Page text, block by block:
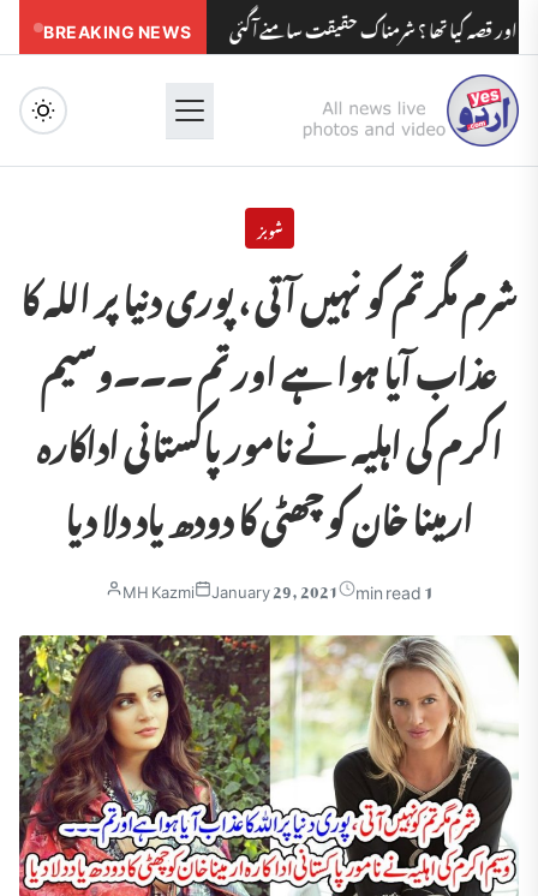
BREAKING NEWS تھا ؟ شرمناک حقیقت سامنے آگئی مدرسوں کے بچوں کو مولویوں کی
Menu
شوبز
شرم مگر تم کو نہیں آتی ، پوری دنیا پر اللہ کا
عذاب آیا ہوا ہے اور تم ۔۔۔وسیم
اکرم کی اہلیہ نے نامور پاکستانی اداکارہ
ارمینا خان کو چھٹی کا دودھ یاد دلا دیا
MH Kazmi January 29, 2021 1 min read